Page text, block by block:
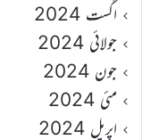
اگست 2024
جولائی 2024
جون 2024
مئی 2024
اپریل 2024